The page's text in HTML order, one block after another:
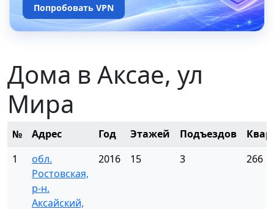
Попробовать VPN
Дома в Аксае, ул
Мира
№ Адрес Год Этажей Подъездов
1
обл.
Ростовская,
р-н.
Аксайский,
2016 15 3 266